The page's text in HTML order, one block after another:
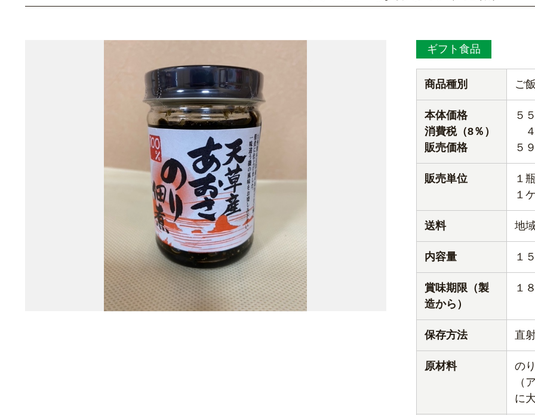
ギフト食品
商品種別 ご
本体価格
消費税（8％）
販売価格
５
４
５
販売単位
１
１
送料 地
内容量 １
賞味期限（製
造から）
１
保存方法 直
原材料
の
（
に